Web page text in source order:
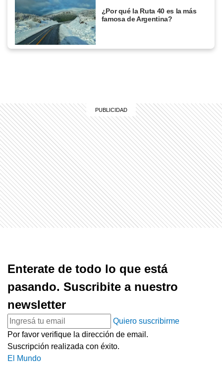
¿Por qué la Ruta 40 es la más
famosa de Argentina?
Enterate de todo lo que está
pasando. Suscribite a nuestro
newsletter
Quiero suscribirme
Por favor verifique la dirección de email.
Suscripción realizada con éxito.
El Mundo